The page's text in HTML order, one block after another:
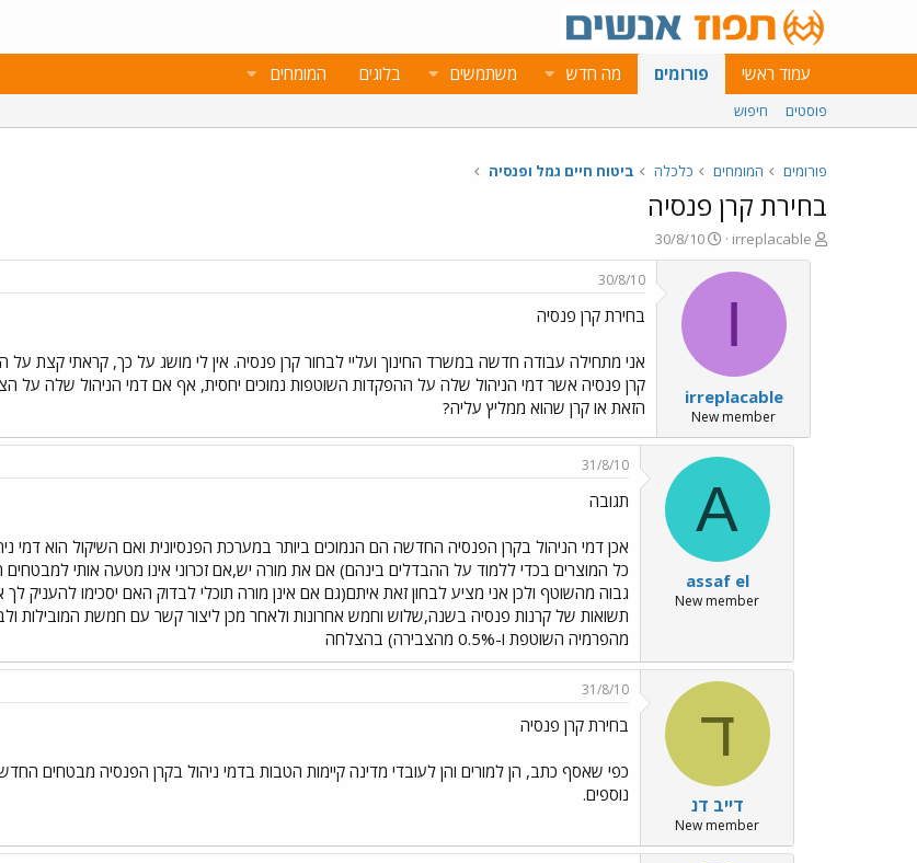
עמוד ראשי פורומים מה חדש משתמשים בלוגים המומחים
פוסטים חיפוש
פורומים המומחים כלכלה ביטוח חיים גמל ופנסיה
בחירת קרן פנסיה
פ
ו
irreplacable
פ
ו
ר
ר
י
ך
30/8/10
I
irreplacable
New member
30/8/10
בחירת קרן פנסיה
אני מתחילה עבודה חדשה במשרד החינוך ועליי לבחור קרן פנסיה. אין לי מושג על כך, קראתי
קרן פנסיה אשר דמי הניהול שלה על ההפקדות השוטפות נמוכים יחסית, אף אם דמי הניהול שלה על
הזאת או קרן שהוא ממליץ עליה?
A
assaf el
New member
31/8/10
תגובה
אכן דמי הניהול בקרן הפנסיה החדשה הם הנמוכים ביותר במערכת הפנסיונית ואם השיקול הוא דמי
גבוה מהשוטף ולכן אני מציע לבחון זאת איתם(גם אם אינן מורה תוכלי לבדוק האם יסכימו
מהפרמיה השוטפת ו-0.5% מהצבירה) בהצלחה
ד
דייב דנ
New member
31/8/10
בחירת קרן פנסיה
כפי שאסף כתב, הן למורים והן לעובדי מדינה קיימות הטבות בדמי ניהול בקרן הפנסיה מבטחים
נוספים.